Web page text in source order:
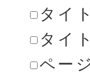
タイ
タイ
ペー